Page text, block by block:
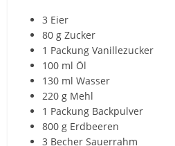
3 Eier
80 g Zucker
1 Packung Vanillezucker
100 ml Öl
130 ml Wasser
220 g Mehl
1 Packung Backpulver
800 g Erdbeeren
3 Becher Sauerrahm